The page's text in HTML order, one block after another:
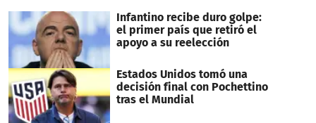
27
seconds
Infantino recibe duro golpe:
el primer país que retiró el
apoyo a su reelección
Estados Unidos tomó una
decisión final con Pochettino
tras el Mundial